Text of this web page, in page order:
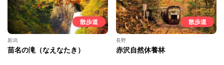
散歩道
新潟
苗名の滝（なえなたき）
散歩道
長野
赤沢自然休養林